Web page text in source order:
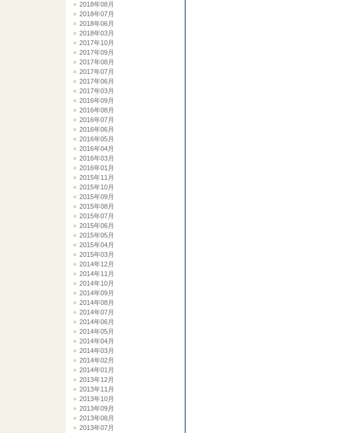
2018年08月
2018年07月
2018年06月
2018年03月
2017年10月
2017年09月
2017年08月
2017年07月
2017年06月
2017年03月
2016年09月
2016年08月
2016年07月
2016年06月
2016年05月
2016年04月
2016年03月
2016年01月
2015年11月
2015年10月
2015年09月
2015年08月
2015年07月
2015年06月
2015年05月
2015年04月
2015年03月
2014年12月
2014年11月
2014年10月
2014年09月
2014年08月
2014年07月
2014年06月
2014年05月
2014年04月
2014年03月
2014年02月
2014年01月
2013年12月
2013年11月
2013年10月
2013年09月
2013年08月
2013年07月